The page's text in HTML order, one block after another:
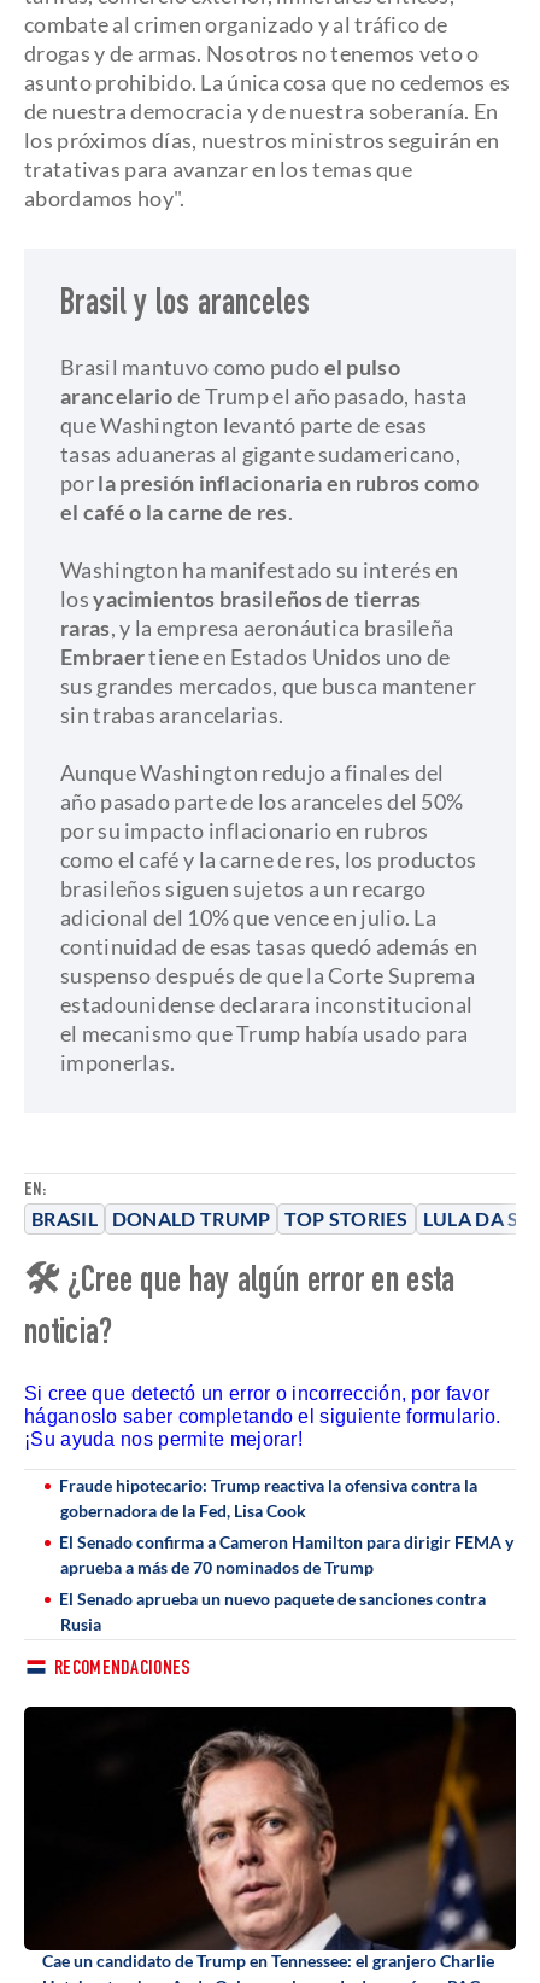
EN:
BRASIL DONALD TRUMP TOP STORIES LULA DA
combate al crimen organizado y al tráfico de
drogas y de armas. Nosotros no tenemos veto o
asunto prohibido. La única cosa que no cedemos es
de nuestra democracia y de nuestra soberanía. En
los próximos días, nuestros ministros seguirán en
tratativas para avanzar en los temas que
abordamos hoy".
Brasil y los aranceles
Brasil mantuvo como pudoel pulso
arancelariode Trump el año pasado, hasta
que Washington levantó parte de esas
tasas aduaneras al gigante sudamericano,
porla presión inflacionaria en rubros como
el café o la carne de res.
Washington ha manifestado su interés en
losyacimientos brasileños de tierras
raras, y la empresa aeronáutica brasileña
Embraertiene en Estados Unidos uno de
sus grandes mercados, que busca mantener
sin trabas arancelarias.
​Aunque Washington redujo a finales del
año pasado parte de los aranceles del 50%
por su impacto inflacionario en rubros
como el café y la carne de res, los productos
brasileños siguen sujetos a un recargo
adicional del 10% que vence en julio. La
continuidad de esas tasas quedó además en
suspenso después de que la Corte Suprema
estadounidense declarara inconstitucional
el mecanismo que Trump había usado para
imponerlas.
🛠 ¿Cree que hay algún error en esta
noticia?
Si cree que detectó un error o incorrección, por favor
háganoslo saber completando el siguiente formulario.
¡Su ayuda nos permite mejorar!
Fraude hipotecario: Trump reactiva la ofensiva contra la
gobernadora de la Fed, Lisa Cook
El Senado confirma a Cameron Hamilton para dirigir FEMA y
aprueba a más de 70 nominados de Trump
El Senado aprueba un nuevo paquete de sanciones contra
Rusia
RECOMENDACIONES
Cae un candidato de Trump en Tennessee: el granjero Charlie